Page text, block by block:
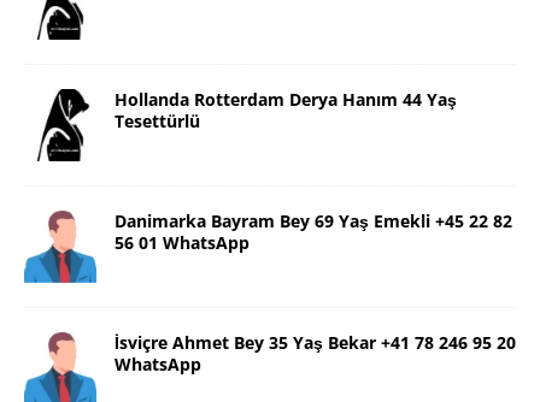
Hollanda Rotterdam Derya Hanım 44 Yaş
Tesettürlü
Danimarka Bayram Bey 69 Yaş Emekli +45 22 82
56 01 WhatsApp
İsviçre Ahmet Bey 35 Yaş Bekar +41 78 246 95 20
WhatsApp